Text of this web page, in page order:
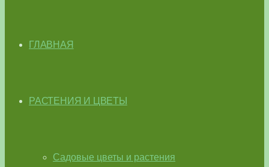
ГЛАВНАЯ
РАСТЕНИЯ И ЦВЕТЫ
Садовые цветы и растения